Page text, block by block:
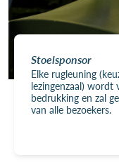
Stoelsponsor
Elke rugleuning
lezingenzaal)
bedrukking en zal
van alle bezoekers.